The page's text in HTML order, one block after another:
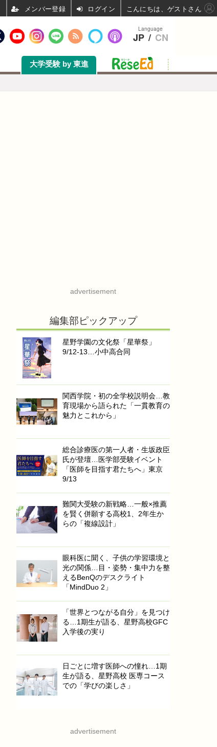
大学受験 by 東進
advertisement
編集部ピックアップ
星野学園の文化祭「星華祭」
9/12-13…小中高合同
関西学院・初の全学校説明会…教
育現場から語られた「一貫教育の
魅力とこれから」
総合診療医の第一人者・生坂政臣
氏が登壇…医学部受験イベント
「医師を目指す君たちへ」東京
9/13
難関大受験の新戦略…一般×推薦
を賢く併願する高校1、2年生か
らの「複線設計」
眼科医に聞く、子供の学習環境と
光の関係…目・姿勢・集中力を整
えるBenQのデスクライト
「MindDuo 2」
「世界とつながる自分」を見つけ
る…1期生が語る、星野高校GFC
入学後の実り
日ごとに増す医師への憧れ…1期
生が語る、星野高校 医専コース
での「学びの楽しさ」
advertisement
Language
JP / CN
ログイン こんにちは、ゲストさん